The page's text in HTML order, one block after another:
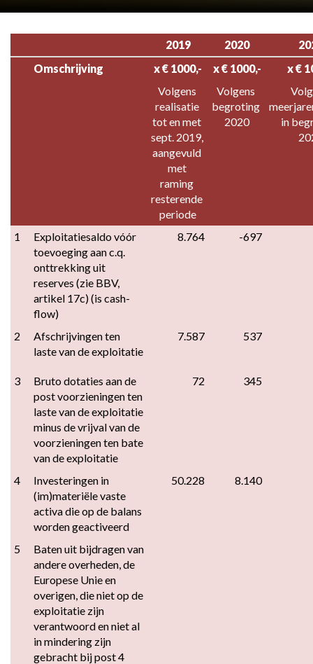
2019 2020
Omschrijving
x € 1000,- x € 1000,-
x €
Volgens
realisatie
tot en met
sept. 2019,
aangevuld
met
raming
resterende
periode
Volgens
begroting
2020
in
1
Exploitatiesaldo vóór
toevoeging aan c.q.
onttrekking uit
reserves (zie BBV,
artikel 17c) (is cash-
flow)
8.764 -697
2
Afschrijvingen ten
laste van de exploitatie
7.587 537
3
Bruto dotaties aan de
post voorzieningen ten
laste van de exploitatie
minus de vrijval van de
voorzieningen ten bate
van de exploitatie
72 345
4
Investeringen in
(im)materiële vaste
activa die op de balans
worden geactiveerd
50.228 8.140
5
Baten uit bijdragen van
andere overheden, de
Europese Unie en
overigen, die niet op de
exploitatie zijn
verantwoord en niet al
in mindering zijn
gebracht bij post 4